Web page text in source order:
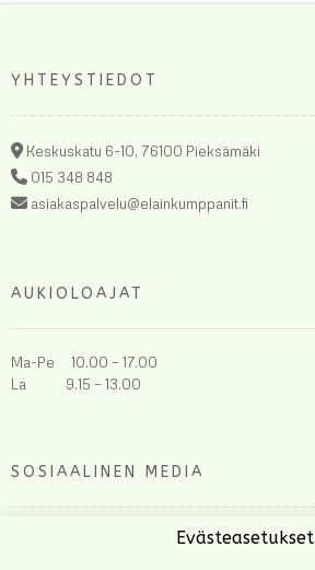
YHTEYSTIEDOT
Keskuskatu 6-10, 76100 Pieksämäki
015 348 848
asiakaspalvelu@elainkumppanit.fi
AUKIOLOAJAT
Ma-Pe 10.00 – 17.00
La 9.15 – 13.00
SOSIAALINEN MEDIA
Evästeasetukset